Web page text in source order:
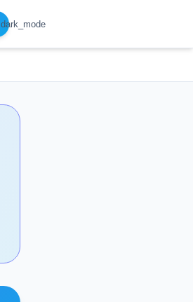
dark_mode